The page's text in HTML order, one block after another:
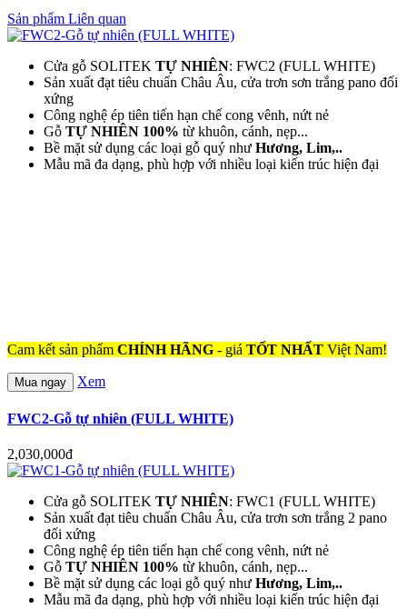
Sản phẩm Liên quan
Cửa gỗ SOLITEK TỰ NHIÊN: FWC2 (FULL WHITE)
Sản xuất đạt tiêu chuẩn Châu Âu, cửa trơn sơn trắng pano đối
xứng
Công nghệ ép tiên tiến hạn chế cong vênh, nứt nẻ
Gỗ TỰ NHIÊN 100% từ khuôn, cánh, nẹp...
Bề mặt sử dụng các loại gỗ quý như Hương, Lim,..
Mẫu mã đa dạng, phù hợp với nhiều loại kiến trúc hiện đại
Cam kết sản phẩm CHÍNH HÃNG - giá TỐT NHẤT Việt Nam!
Mua ngay Xem
FWC2-Gỗ tự nhiên (FULL WHITE)
2,030,000đ
Cửa gỗ SOLITEK TỰ NHIÊN: FWC1 (FULL WHITE)
Sản xuất đạt tiêu chuẩn Châu Âu, cửa trơn sơn trắng 2 pano
đối xứng
Công nghệ ép tiên tiến hạn chế cong vênh, nứt nẻ
Gỗ TỰ NHIÊN 100% từ khuôn, cánh, nẹp...
Bề mặt sử dụng các loại gỗ quý như Hương, Lim,..
Mẫu mã đa dạng, phù hợp với nhiều loại kiến trúc hiện đại